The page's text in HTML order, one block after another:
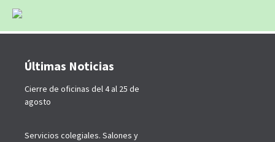
Últimas Noticias
Cierre de oficinas del 4 al 25 de
agosto
Servicios colegiales. Salones y